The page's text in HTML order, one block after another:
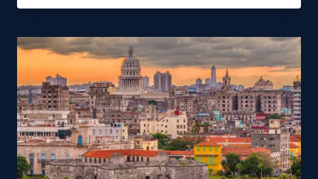
MI
EL
DERECHO
SER
DUEÑO
DE
TU
DESTINO
BAJO
LA